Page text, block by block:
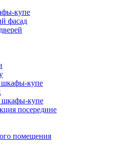
купе
фасад
купе
шкафы-купе
посередине
помещения